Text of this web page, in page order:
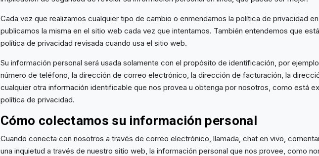
Cada vez que realizamos cualquier tipo de cambio o enmendamos la política de privacidad
publicamos la misma en el sitio web cada vez que intentamos. También entendemos que
política de privacidad revisada cuando usa el sitio web.
Su información personal será usada solamente con el propósito de identificación, por
número de teléfono, la dirección de correo electrónico, la dirección de facturación, la
cualquier otra información identificable que nos provea u obtenga por nosotros, como está
política de privacidad.
Cómo colectamos su información personal
Cuando conecta con nosotros a través de correo electrónico, llamada, chat en vivo,
una inquietud a través de nuestro sitio web, la información personal que nos provee, como